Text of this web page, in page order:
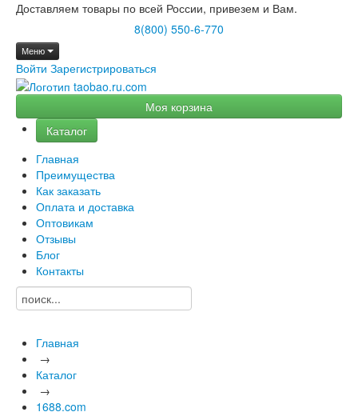
Доставляем товары по всей России, привезем и Вам.
8(800) 550-6-770
Меню
Войти Зарегистрироваться
Моя корзина
Каталог
Главная
Преимущества
Как заказать
Оплата и доставка
Оптовикам
Отзывы
Блог
Контакты
Главная
→
Каталог
→
1688.com